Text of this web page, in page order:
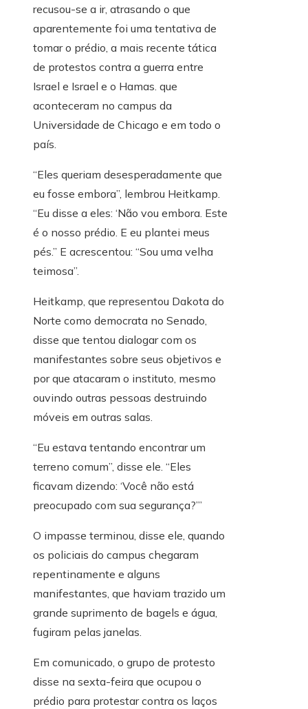
recusou-se a ir, atrasando o que
aparentemente foi uma tentativa de
tomar o prédio, a mais recente tática
de protestos contra a guerra entre
Israel e Israel e o Hamas. que
aconteceram no campus da
Universidade de Chicago e em todo o
país.
“Eles queriam desesperadamente que
eu fosse embora”, lembrou Heitkamp.
“Eu disse a eles: ‘Não vou embora. Este
é o nosso prédio. E eu plantei meus
pés.” E acrescentou: “Sou uma velha
teimosa”.
Heitkamp, ​​​​que representou Dakota do
Norte como democrata no Senado,
disse que tentou dialogar com os
manifestantes sobre seus objetivos e
por que atacaram o instituto, mesmo
ouvindo outras pessoas destruindo
móveis em outras salas.
“Eu estava tentando encontrar um
terreno comum”, disse ele. “Eles
ficavam dizendo: ‘Você não está
preocupado com sua segurança?’”
O impasse terminou, disse ele, quando
os policiais do campus chegaram
repentinamente e alguns
manifestantes, que haviam trazido um
grande suprimento de bagels e água,
fugiram pelas janelas.
Em comunicado, o grupo de protesto
disse na sexta-feira que ocupou o
prédio para protestar contra os laços